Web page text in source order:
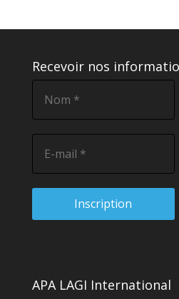
Recevoir nos
APA LAGI International